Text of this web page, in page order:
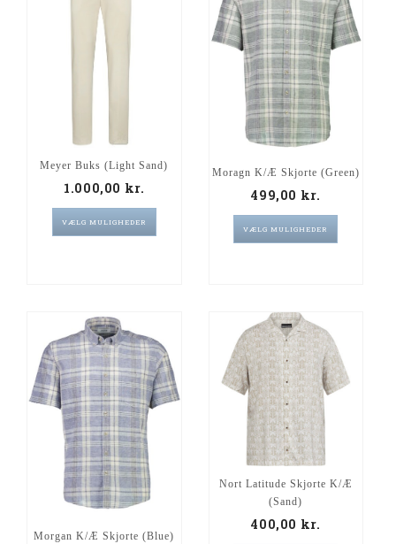
Meyer Buks (Light Sand)
1.000,00 kr.
VÆLG MULIGHEDER
Moragn K/Æ Skjorte (Green)
499,00 kr.
VÆLG MULIGHEDER
Morgan K/Æ Skjorte (Blue)
Nort Latitude Skjorte K/æ
(Sand)
400,00 kr.